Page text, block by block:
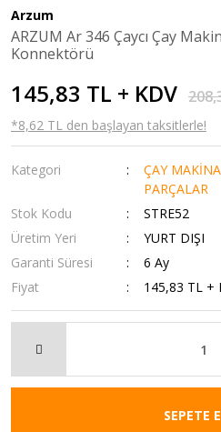
Arzum
ARZUM Ar 346 Çaycı Çay
Konnektörü
145,83 TL + KDV
*8,62 TL den başlayan taksitlerle!
Kategori
ÇAY
PARÇALAR
Stok Kodu
STRE52
Üretim Yeri
YURT DIŞI
Garanti Süresi
6 Ay
Fiyat
145,83 TL +
SEPETE